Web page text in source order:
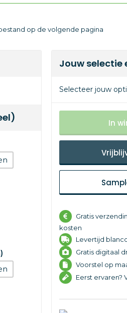
op de volgende pagina
Jouw selectie
Selecteer jouw
In
Gratis
kosten
Levertijd
Gratis digitaal
Voorstel op
Eerst ervaren?